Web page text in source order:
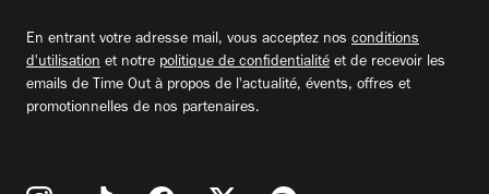
En entrant votre adresse mail, vous acceptez nos conditions
d'utilisation et notre politique de confidentialité et de recevoir les
emails de Time Out à propos de l'actualité, évents, offres et
promotionnelles de nos partenaires.